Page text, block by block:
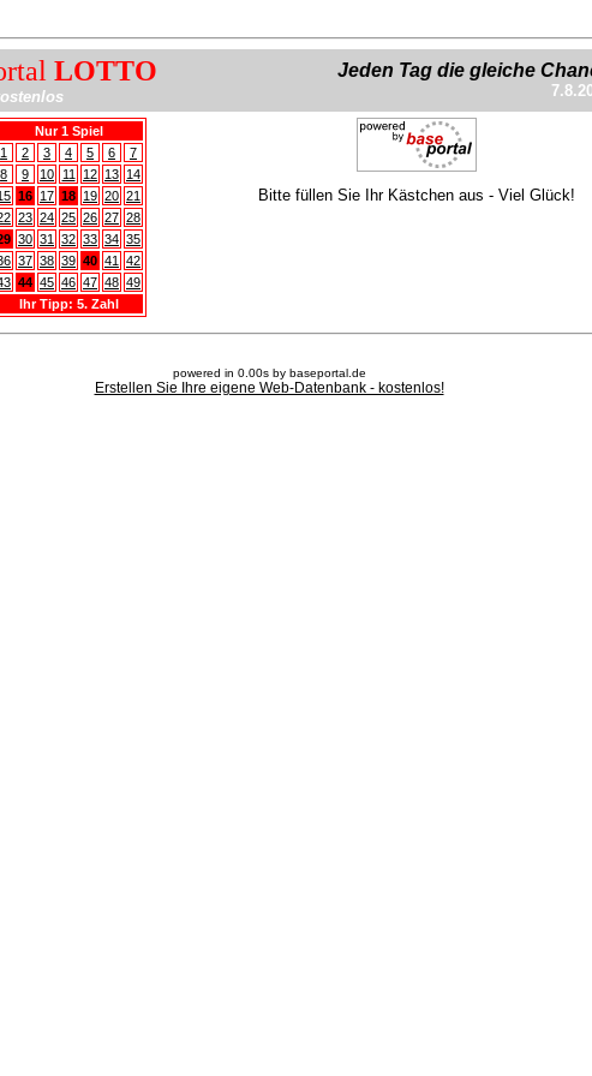
LOTTO Jeden Tag die gleiche
Nur 1 Spiel
1
2 3 4 5 6
7
8
9 10 11 12 13 14
16 17 18 19 20 21
23 24 25 26 27 28
30 31 32 33 34 35
37 38 39 40 41
42
44 45 46 47 48 49
Ihr Tipp: 5. Zahl
Bitte füllen Sie Ihr Kästchen aus - Viel Glück!
powered in 0.00s by baseportal.de
Erstellen Sie Ihre eigene Web-Datenbank - kostenlos!